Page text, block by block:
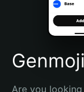
Português (Brasil)
Español
Are you